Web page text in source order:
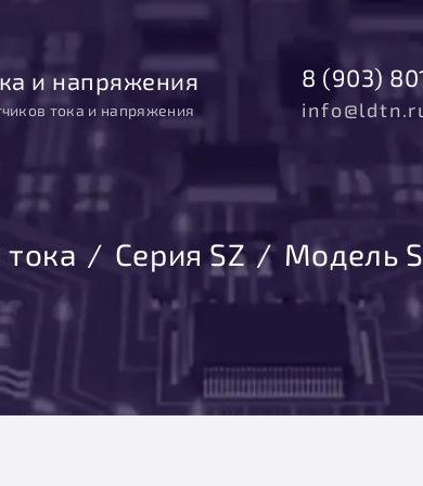
и напряжения
тока и напряжения
8 (903)
Серия SZ Модель